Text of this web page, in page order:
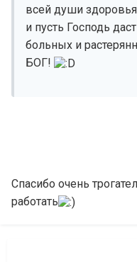
всей души
и пусть Господь
больных и
БОГ!
Спасибо очень
работать